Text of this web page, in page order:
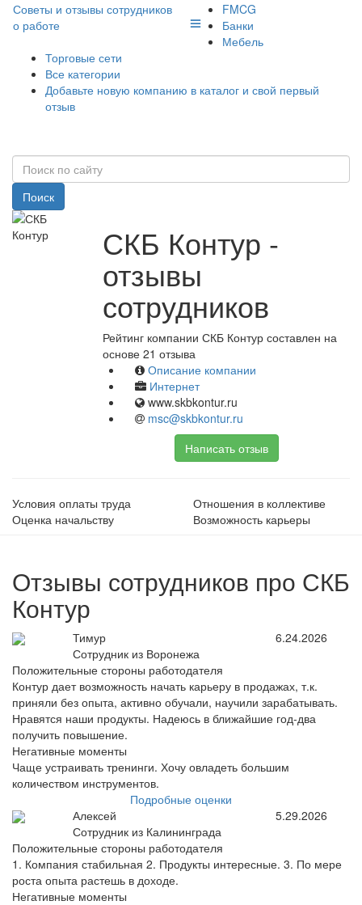
Советы и отзывы сотрудников
о работе
FMCG
Банки
Мебель
Торговые сети
Все категории
Добавьте новую компанию в каталог и свой первый
отзыв
Поиск
СКБ Контур -
отзывы
сотрудников
Рейтинг компании СКБ Контур составлен на
основе 21 отзыва
Описание компании
Интернет
www.skbkontur.ru
msc@skbkontur.ru
Написать отзыв
Условия оплаты труда
Отношения в коллективе
Оценка начальству
Возможность карьеры
Отзывы сотрудников про СКБ
Контур
Тимур
Сотрудник из Воронежа
6.24.2026
Положительные стороны работодателя
Контур дает возможность начать карьеру в продажах, т.к.
приняли без опыта, активно обучали, научили зарабатывать.
Нравятся наши продукты. Надеюсь в ближайшие год-два
получить повышение.
Негативные моменты
Чаще устраивать тренинги. Хочу овладеть большим
количеством инструментов.
Подробные оценки
Алексей
Сотрудник из Калининграда
5.29.2026
Положительные стороны работодателя
1. Компания стабильная 2. Продукты интересные. 3. По мере
роста опыта растешь в доходе.
Негативные моменты